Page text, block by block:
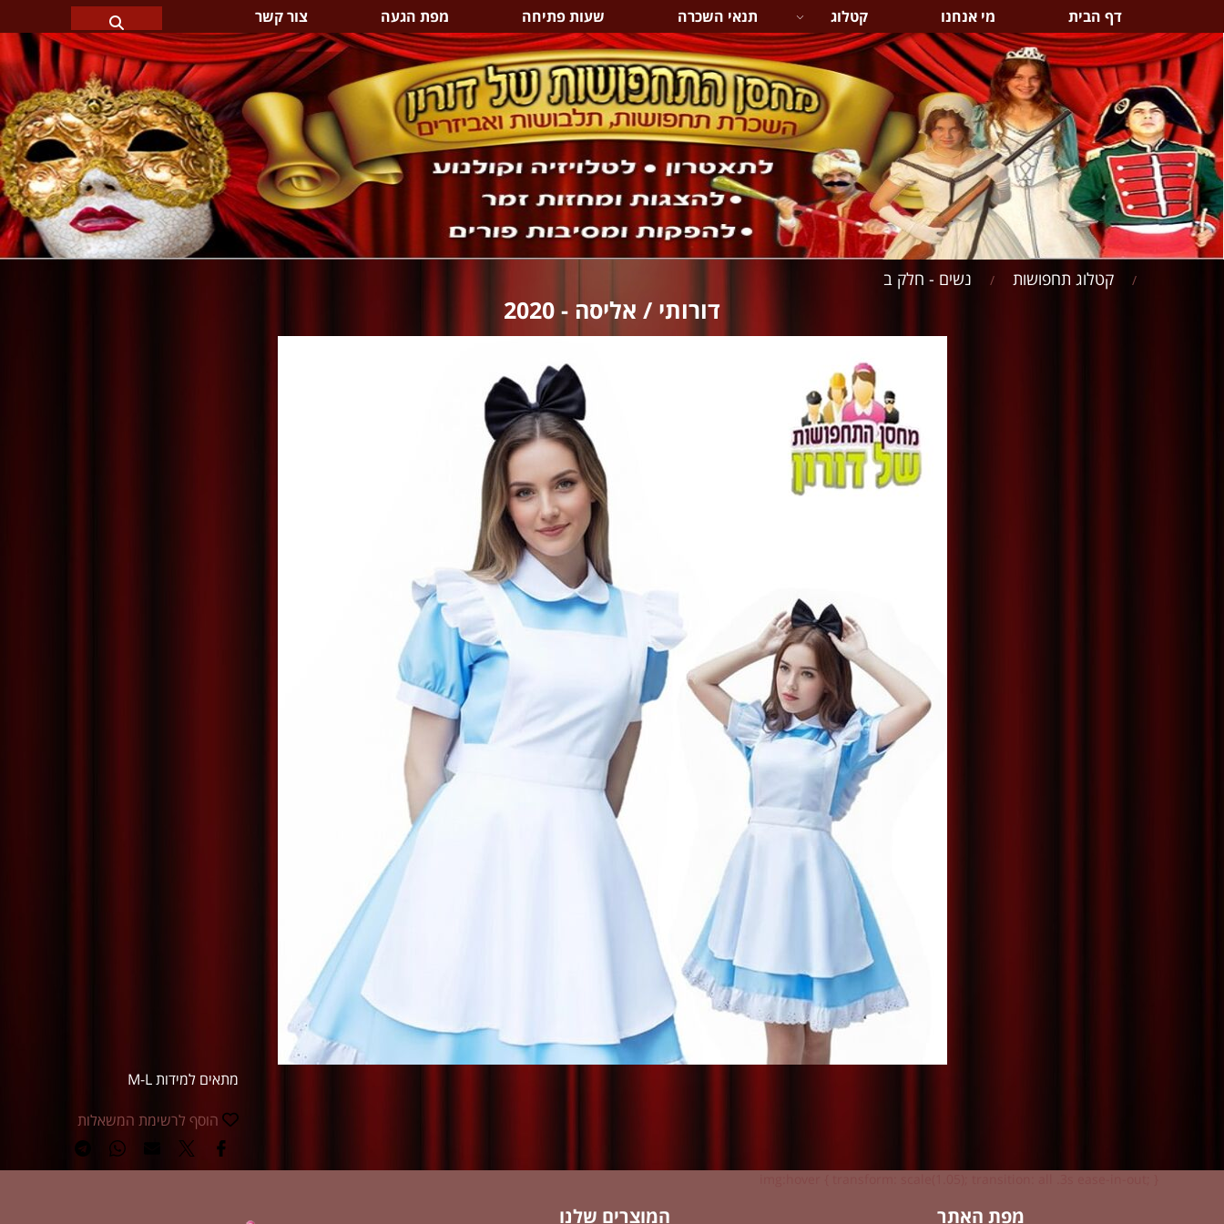
דף הבית מי אנחנו קטלוג תנאי השכרה שעות פתיחה מפת הגעה צור קשר
/ קטלוג תחפושות / נשים - חלק ב
דורותי / אליסה - 2020
מתאים למידות M-L
הוסף לרשימת המשאלות
מפת האתר המוצרים שלנו